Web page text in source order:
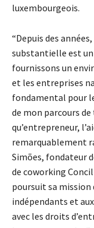
luxembourgeois.
“Depuis des
substantielle est
fournissons un
et les entreprises
fondamental pour
de mon parcours
qu’entrepreneur,
remarquablement
Simões, fondateur
de coworking
poursuit sa
indépendants et
avec les droits